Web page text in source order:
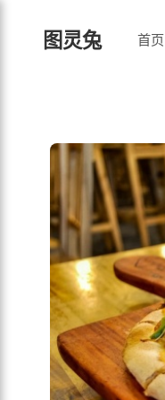
图灵兔 首页